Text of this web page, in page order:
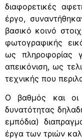
διαφορετικές
έργο,
βασικό κοινό
φωτογραφικής
ως πληροφορίας
απεικόνιση, ως
τεχνικής που
Ο βαθμός και οι
δυνατότητας
εμπόδια)
έργα των τριών